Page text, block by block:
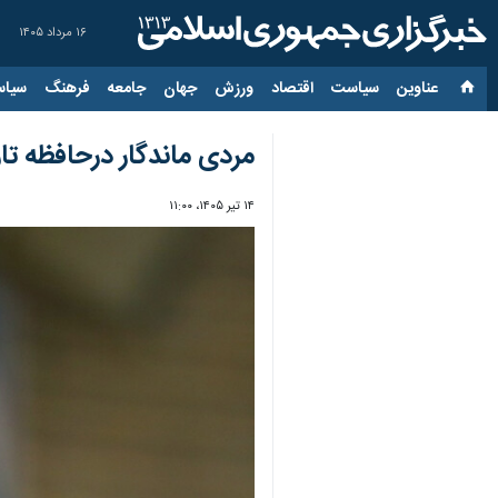
۱۶ مرداد ۱۴۰۵
عناوین‌ سیاست اقتصاد ورزش جهان جامعه فرهنگ
مردی ماندگار درحافظه
۱۴ تیر ۱۴۰۵، ۱۱:۰۰